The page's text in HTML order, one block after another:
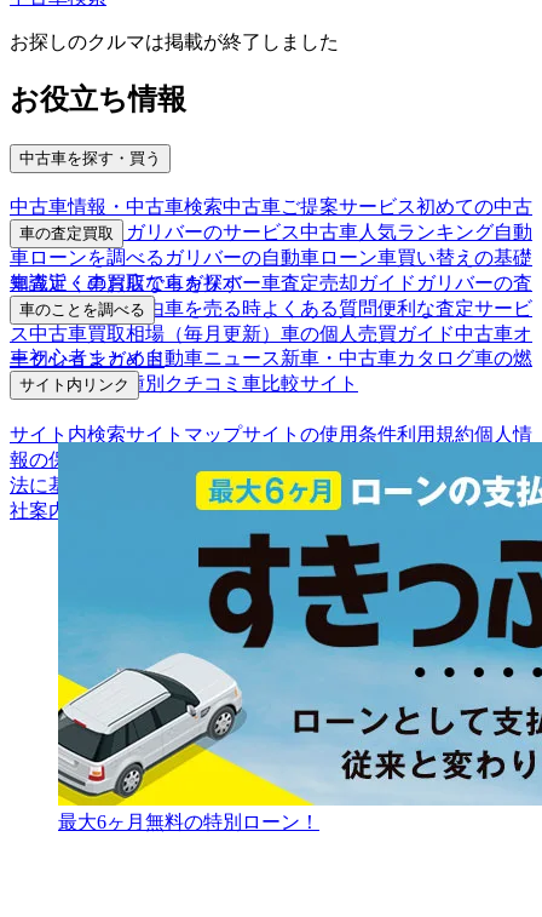
お探しのクルマは掲載が終了しました
お役立ち情報
中古車を探す・買う
中古車情報・中古車検索中古車ご提案サービス初めての中古
車購入ガイド
ガリバーのサービス中古車人気ランキング自動
車ローンを調べる ガリバーの自動車ローン車買い替えの基礎
知識近くのお店で車を探す
車の査定買取
車査定・車買取ならガリバー車査定売却ガイド ガリバーの査
定が選ばれる理由車を売る時よくある質問便利な査定サービ
ス中古車買取相場（毎月更新） 車の個人売買ガイド中古車オ
ークションガイド
車のことを調べる
車初心者まとめ自動車ニュース新車・中古車カタログ車の燃
費を調べる車種別クチコミ 車比較サイト
サイト内リンク
サイト内検索サイトマップサイトの使用条件利用規約個人情
報の保護について
法に基づく表示
アフィリエイトパートナー募集お客様の声会
社案内
最大6ヶ月無料の特別ローン！